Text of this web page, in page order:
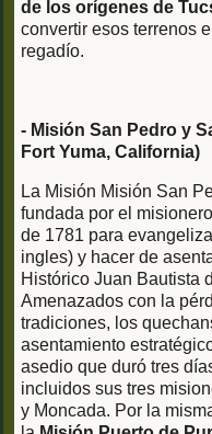
de los orígenes de
convertir esos terrenos
regadío.
- Misión San Pedro y
Fort Yuma, California)
La Misión Misión San
fundada por el
de 1781 para
ingles) y hacer de
Histórico Juan Bautista
Amenazados con la
tradiciones, los
asentamiento
asedio que duró tres
incluidos sus tres
y Moncada. Por la